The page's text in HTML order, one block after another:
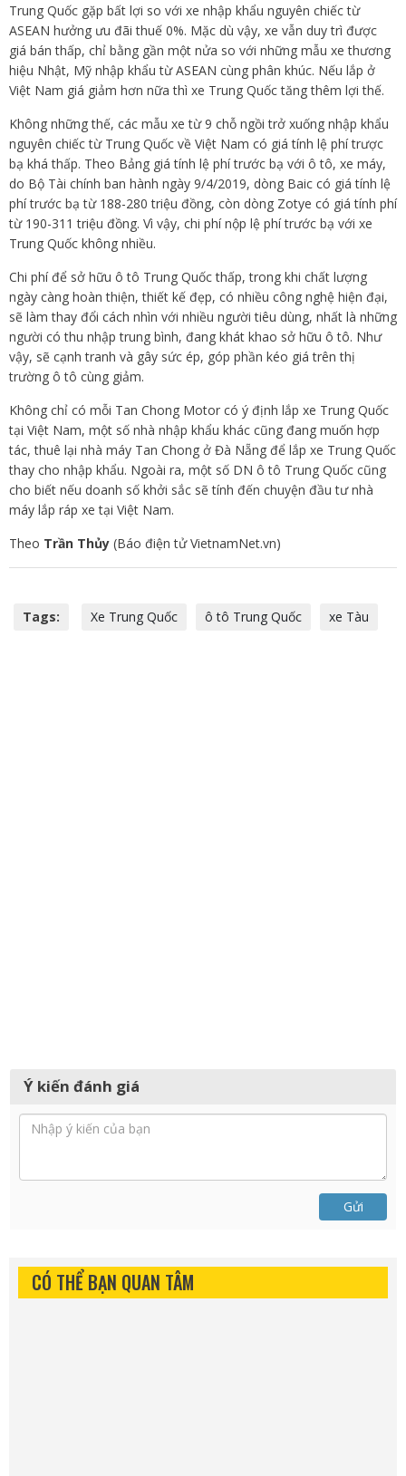
Trung Quốc gặp bất lợi so với xe nhập khẩu nguyên chiếc từ
ASEAN hưởng ưu đãi thuế 0%. Mặc dù vậy, xe vẫn duy trì được
giá bán thấp, chỉ bằng gần một nửa so với những mẫu xe thương
hiệu Nhật, Mỹ nhập khẩu từ ASEAN cùng phân khúc. Nếu lắp ở
Việt Nam giá giảm hơn nữa thì xe Trung Quốc tăng thêm lợi thế.
Không những thế, các mẫu xe từ 9 chỗ ngồi trở xuống nhập khẩu
nguyên chiếc từ Trung Quốc về Việt Nam có giá tính lệ phí trược
bạ khá thấp. Theo Bảng giá tính lệ phí trước bạ với ô tô, xe máy,
do Bộ Tài chính ban hành ngày 9/4/2019, dòng Baic có giá tính lệ
phí trước bạ từ 188-280 triệu đồng, còn dòng Zotye có giá tính phí
từ 190-311 triệu đồng. Vì vậy, chi phí nộp lệ phí trước bạ với xe
Trung Quốc không nhiều.
Chi phí để sở hữu ô tô Trung Quốc thấp, trong khi chất lượng
ngày càng hoàn thiện, thiết kế đẹp, có nhiều công nghệ hiện đại,
sẽ làm thay đổi cách nhìn với nhiều người tiêu dùng, nhất là những
người có thu nhập trung bình, đang khát khao sở hữu ô tô. Như
vậy, sẽ cạnh tranh và gây sức ép, góp phần kéo giá trên thị
trường ô tô cùng giảm.
Không chỉ có mỗi Tan Chong Motor có ý định lắp xe Trung Quốc
tại Việt Nam, một số nhà nhập khẩu khác cũng đang muốn hợp
tác, thuê lại nhà máy Tan Chong ở Đà Nẵng để lắp xe Trung Quốc
thay cho nhập khẩu. Ngoài ra, một số DN ô tô Trung Quốc cũng
cho biết nếu doanh số khởi sắc sẽ tính đến chuyện đầu tư nhà
máy lắp ráp xe tại Việt Nam.
Theo Trần Thủy (Báo điện tử VietnamNet.vn)
Tags: Xe Trung Quốc ô tô Trung Quốc xe Tàu
Ý kiến đánh giá
Gửi
CÓ THỂ BẠN QUAN TÂM